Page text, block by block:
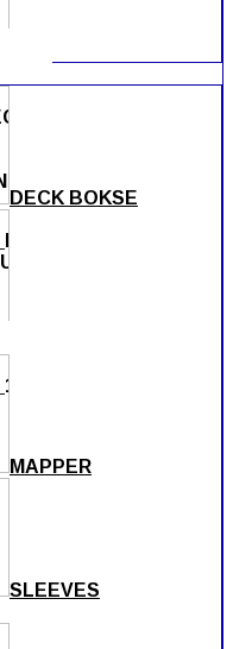
DECK BOKSE
MAPPER
SLEEVES